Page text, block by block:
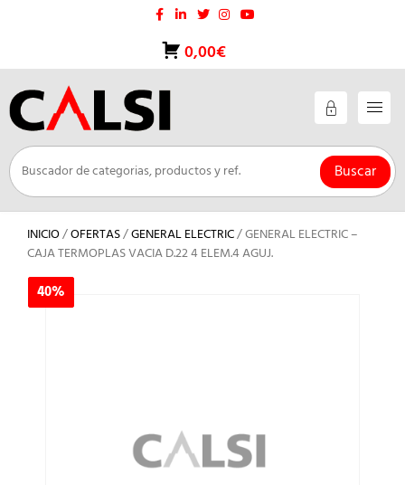
0,00€
Buscar
INICIO/OFERTAS/GENERAL ELECTRIC/ GENERAL ELECTRIC –
CAJA TERMOPLAS VACIA D.22 4 ELEM.4 AGUJ.
40%
40%